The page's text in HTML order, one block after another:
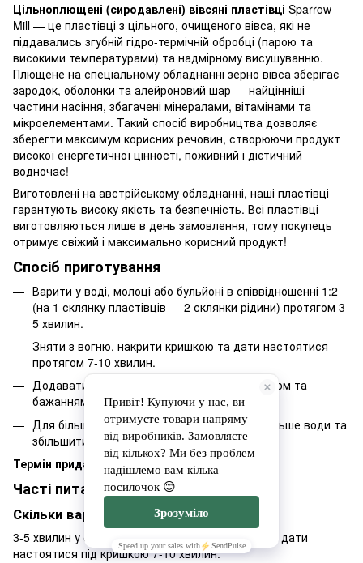
Цільноплющені (сиродавлені) вівсяні пластівці Sparrow
Mill — це пластівці з цільного, очищеного вівса, які не
піддавались згубній гідро-термічній обробці (парою та
високими температурами) та надмірному висушуванню.
Плющене на спеціальному обладнанні зерно вівса зберігає
зародок, оболонки та алейроновий шар — найцінніші
частини насіння, збагачені мінералами, вітамінами та
мікроелементами. Такий спосіб виробництва дозволяє
зберегти максимум корисних речовин, створюючи продукт
високої енергетичної цінності, поживний і дієтичний
водночас!
Виготовлені на австрійському обладнанні, наші пластівці
гарантують високу якість та безпечність. Всі пластівці
виготовляються лише в день замовлення, тому покупець
отримує свіжий і максимально корисний продукт!
Спосіб приготування
Варити у воді, молоці або бульйоні в співвідношенні 1:2
(на 1 склянку пластівців — 2 склянки рідини) протягом 3-
5 хвилин.
Зняти з вогню, накрити кришкою та дати настоятися
протягом 7-10 хвилин.
Додавати сіль, цукор, спеції, масло за смаком та
бажанням.
Для більш розварених пластівців додати більше води та
збільшити час приготування.
Термін придатності:
Часті питання
Скільки варити пластівці?
3-5 хвилин у співвідношенні 1:2 з рідиною, потім дати
настоятися під кришкою 7-10 хвилин.